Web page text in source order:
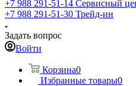
+7 988 291-51-14 Сервисный
+7 988 291-51-30 Трейд-ин
Задать вопрос
Войти
Корзина0
Избранные товары0